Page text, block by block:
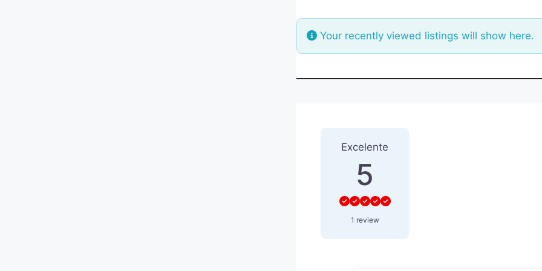
Your recently viewed listings will show here.
Excelente
5
1 review